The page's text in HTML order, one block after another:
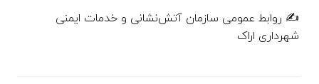
✍️ روابط عمومی سازمان آتش‌نشانی و خدمات ایمنی
شهرداری اراک